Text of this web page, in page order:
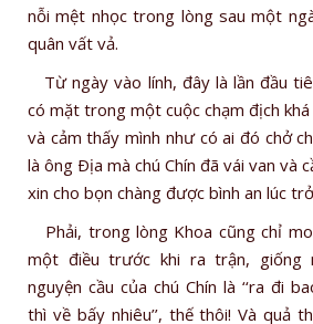
nỗi mệt nhọc trong lòng sau một
quân vất vả.
Từ ngày vào lính, đây là lần đầu
có mặt trong một cuộc chạm địch
và cảm thấy mình như có ai đó chở
là ông Ðịa mà chú Chín đã vái van và
xin cho bọn chàng được bình an lúc
Phải, trong lòng Khoa cũng chỉ
một điều trước khi ra trận, giống
nguyện cầu của chú Chín là ‘‘ra đi
thì về bấy nhiêu’’, thế thôi! Và quả